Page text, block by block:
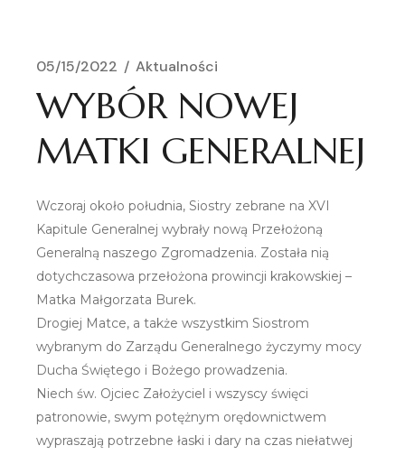
05/15/2022 Aktualności
WYBÓR NOWEJ
MATKI GENERALNEJ
Wczoraj około południa, Siostry zebrane na XVI
Kapitule Generalnej wybrały nową Przełożoną
Generalną naszego Zgromadzenia. Została nią
dotychczasowa przełożona prowincji krakowskiej –
Matka Małgorzata Burek.
Drogiej Matce, a także wszystkim Siostrom
wybranym do Zarządu Generalnego życzymy mocy
Ducha Świętego i Bożego prowadzenia.
Niech św. Ojciec Założyciel i wszyscy święci
patronowie, swym potężnym orędownictwem
wypraszają potrzebne łaski i dary na czas niełatwej